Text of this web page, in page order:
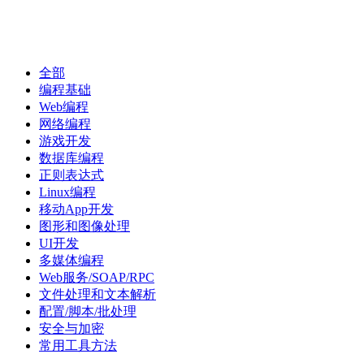
项
文
库
问
答
经
验讯
全部
编程基础
Web编程
网络编程
游戏开发
数据库编程
正则表达式
Linux编程
移动App开发
图形和图像处理
UI开发
多媒体编程
Web服务/SOAP/RPC
文件处理和文本解析
配置/脚本/批处理
安全与加密
常用工具方法